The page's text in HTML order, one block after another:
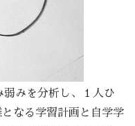
みを分析し、１人ひ
なる学習計画と自学学